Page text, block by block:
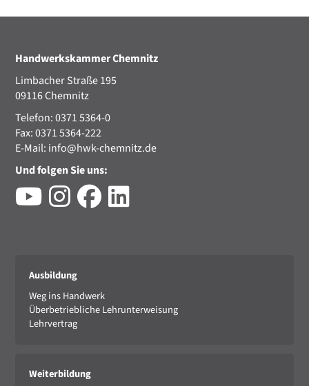
Handwerkskammer Chemnitz
Limbacher Straße 195
09116 Chemnitz
Telefon: 0371 5364-0
Fax: 0371 5364-222
E-Mail: info@hwk-chemnitz.de
Und folgen Sie uns:
Ausbildung
Weg ins Handwerk
Überbetriebliche Lehrunterweisung
Lehrvertrag
Weiterbildung